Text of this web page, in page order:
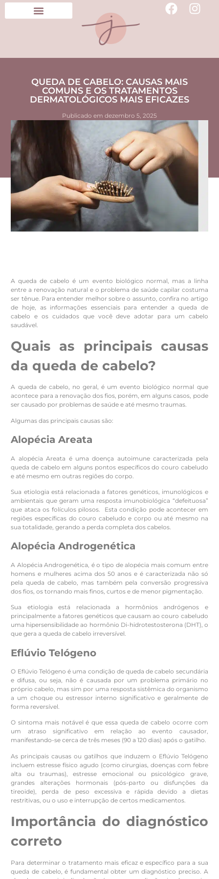
QUEDA DE CABELO: CAUSAS MAIS
COMUNS E OS TRATAMENTOS
DERMATOLÓGICOS MAIS EFICAZES
Publicado em dezembro 5, 2025
A queda de cabelo é um evento biológico normal, mas a linha
entre a renovação natural e o problema de saúde capilar costuma
ser tênue. Para entender melhor sobre o assunto, confira no artigo
de hoje, as informações essenciais para entender a queda de
cabelo e os cuidados que você deve adotar para um cabelo
saudável.
Quais as principais causas
da queda de cabelo?
A queda de cabelo, no geral, é um evento biológico normal que
acontece para a renovação dos fios, porém, em alguns casos, pode
ser causado por problemas de saúde e até mesmo traumas.
Algumas das principais causas são:
Alopécia Areata
A alopécia Areata é uma doença autoimune caracterizada pela
queda de cabelo em alguns pontos específicos do couro cabeludo
e até mesmo em outras regiões do corpo.
Sua etiologia está relacionada a fatores genéticos, imunológicos e
ambientais que geram uma resposta imunobiológica “defeituosa”
que ataca os folículos pilosos. Esta condição pode acontecer em
regiões específicas do couro cabeludo e corpo ou até mesmo na
sua totalidade, gerando a perda completa dos cabelos.
Alopécia Androgenética
A Alopécia Androgenética, é o tipo de alopécia mais comum entre
homens e mulheres acima dos 50 anos e é caracterizada não só
pela queda de cabelo, mas também pela conversão progressiva
dos fios, os tornando mais finos, curtos e de menor pigmentação.
Sua etiologia está relacionada a hormônios andrógenos e
principalmente a fatores genéticos que causam ao couro cabeludo
uma hipersensibilidade ao hormônio Di-hidrotestosterona (DHT), o
que gera a queda de cabelo irreversível.
Eflúvio Telógeno
O Eflúvio Telógeno é uma condição de queda de cabelo secundária
e difusa, ou seja, não é causada por um problema primário no
próprio cabelo, mas sim por uma resposta sistêmica do organismo
a um choque ou estressor interno significativo e geralmente de
forma reversível.
O sintoma mais notável é que essa queda de cabelo ocorre com
um atraso significativo em relação ao evento causador,
manifestando-se cerca de três meses (90 a 120 dias) após o gatilho.
As principais causas ou gatilhos que induzem o Eflúvio Telógeno
incluem estresse físico agudo (como cirurgias, doenças com febre
alta ou traumas), estresse emocional ou psicológico grave,
grandes alterações hormonais (pós-parto ou disfunções da
tireoide), perda de peso excessiva e rápida devido a dietas
restritivas, ou o uso e interrupção de certos medicamentos.
Importância do diagnóstico
correto
Para determinar o tratamento mais eficaz e específico para a sua
queda de cabelo, é fundamental obter um diagnóstico preciso. A